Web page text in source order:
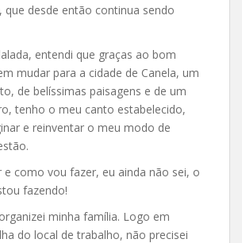
que desde então continua sendo
entendi que graças ao bom
mudar para a cidade de Canela, um
de belíssimas paisagens e de um
tenho o meu canto estabelecido,
e reinventar o meu modo de
e como vou fazer, eu ainda não sei, o
fazendo!
minha família. Logo em
do local de trabalho, não precisei